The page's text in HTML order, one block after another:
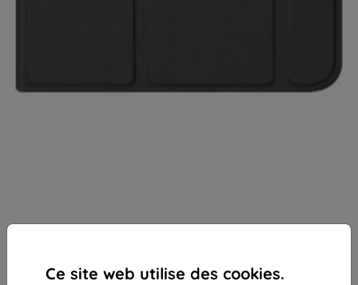
Ce site web utilise des cookies.